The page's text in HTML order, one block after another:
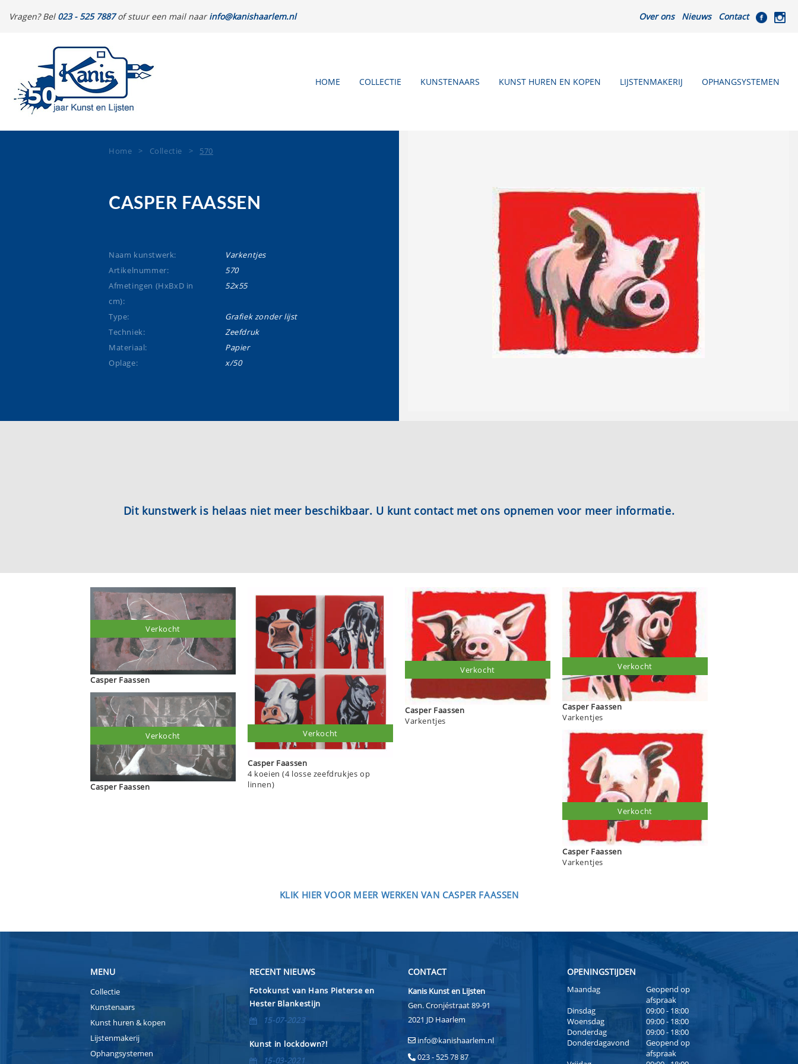
Vragen? Bel 023 - 525 7887of stuur een mail naarinfo@kanishaarlem.nl Over ons Nieuws Contact
HOME COLLECTIE KUNSTENAARS KUNST HUREN EN KOPEN LIJSTENMAKERIJ OPHANGSYSTEMEN
Home > Collectie > 570
CASPER FAASSEN
Naam kunstwerk:
Varkentjes
Artikelnummer:
570
Afmetingen (HxBxD in
cm):
52x55
Type:
Grafiek zonder lijst
Techniek:
Zeefdruk
Materiaal:
Papier
Oplage:
x/50
Dit kunstwerk is helaas niet meer beschikbaar. U kunt contact met ons opnemen voor meer informatie.
Casper Faassen
Verkocht
Casper Faassen
Verkocht
Casper Faassen
4 koeien (4 losse zeefdrukjes op
linnen)
Verkocht
Casper Faassen
Varkentjes
Verkocht
Casper Faassen
Varkentjes
Verkocht
Casper Faassen
Varkentjes
Verkocht
KLIK HIER VOOR MEER WERKEN VAN CASPER FAASSEN
MENU
Collectie
Kunstenaars
Kunst huren & kopen
Lijstenmakerij
Ophangsystemen
RECENT NIEUWS
Fotokunst van Hans Pieterse en
Hester Blankestijn
15-07-2023
Kunst in lockdown?!
15-03-2021
CONTACT
Kanis Kunst en Lijsten
Gen. Cronjéstraat 89-91
2021 JD Haarlem
info@kanishaarlem.nl
023 - 525 78 87
OPENINGSTIJDEN
Maandag
Geopend op
afspraak
Dinsdag
09:00 - 18:00
Woensdag
09:00 - 18:00
Donderdag
09:00 - 18:00
Donderdagavond
Geopend op
afspraak